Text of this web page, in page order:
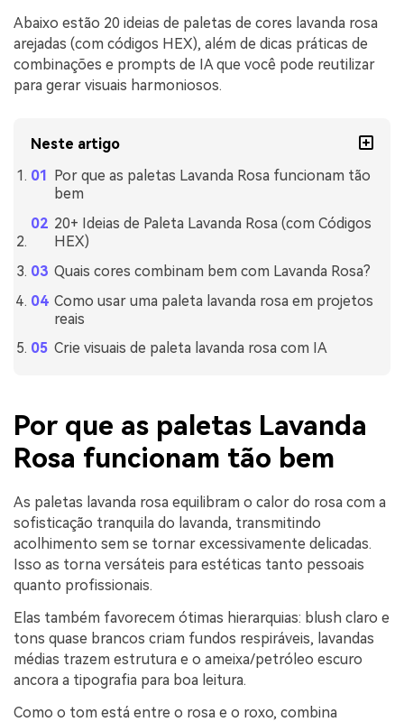
Abaixo estão 20 ideias de paletas de cores lavanda rosa
arejadas (com códigos HEX), além de dicas práticas de
combinações e prompts de IA que você pode reutilizar
para gerar visuais harmoniosos.
Neste artigo
Por que as paletas Lavanda Rosa funcionam tão
bem
20+ Ideias de Paleta Lavanda Rosa (com Códigos
HEX)
Quais cores combinam bem com Lavanda Rosa?
Como usar uma paleta lavanda rosa em projetos
reais
Crie visuais de paleta lavanda rosa com IA
Por que as paletas Lavanda
Rosa funcionam tão bem
As paletas lavanda rosa equilibram o calor do rosa com a
sofisticação tranquila do lavanda, transmitindo
acolhimento sem se tornar excessivamente delicadas.
Isso as torna versáteis para estéticas tanto pessoais
quanto profissionais.
Elas também favorecem ótimas hierarquias: blush claro e
tons quase brancos criam fundos respiráveis, lavandas
médias trazem estrutura e o ameixa/petróleo escuro
ancora a tipografia para boa leitura.
Como o tom está entre o rosa e o roxo, combina